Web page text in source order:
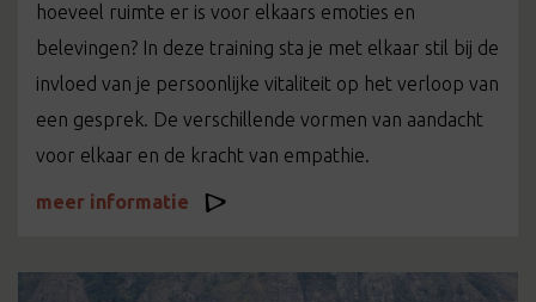
hoeveel ruimte er is voor elkaars emoties en
belevingen? In deze training sta je met elkaar stil bij de
invloed van je persoonlijke vitaliteit op het verloop van
een gesprek. De verschillende vormen van aandacht
voor elkaar en de kracht van empathie.
meer informatie